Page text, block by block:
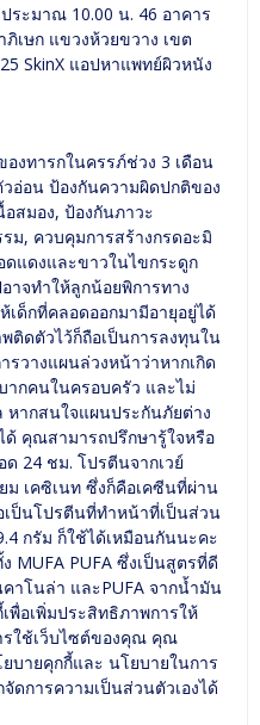
ระมาณ 10.00 น. 46 อาคาร
เษก แขวงห้วยขวาง เขต
SkinX แอปหาแพทย์ผิวหนัง
งทารกในครรภ์ช่วง 3 เดือน
อ่อน ป้องกันความผิดปกติของ
สมอง, ป้องกันภาวะ
, ควบคุมการสร้างกรดอะมิ
ดแดงและขาวในไขกระดูก
าจทำให้ลูกน้อยพิการทาง
เด็กที่คลอดออกมามีอายุอยู่ได้
ติดตัวไว้ก็ถือเป็นการลงทุนใน
รวางแผนล่วงหน้าว่าหากเกิด
ากคนในครอบครัว และไม่
หากสนใจแผนประกันภัยต่าง
ด้ คุณสามารถปรึกษารู้ใจหรือ
24 ชม. โปรตีนจากเวย์
ม เคซิเนท ซึ่งก็คือเคซีนที่ผ่าน
เป็นโปรตีนที่ทำหน้าที่เป็นส่วน
กรัม ก็ใช้ได้เหมือนกันนะคะ
MUFA PUFA ซึ่งเป็นสูตรที่ดี
าโนล่า และPUFA จากน้ำมัน
พื่อเพิ่มประสิทธิภาพการให้
ใช้เว็บไซต์ของคุณ คุณ
บายคุกกี้และ นโยบายในการ
การความเป็นส่วนตัวเองได้